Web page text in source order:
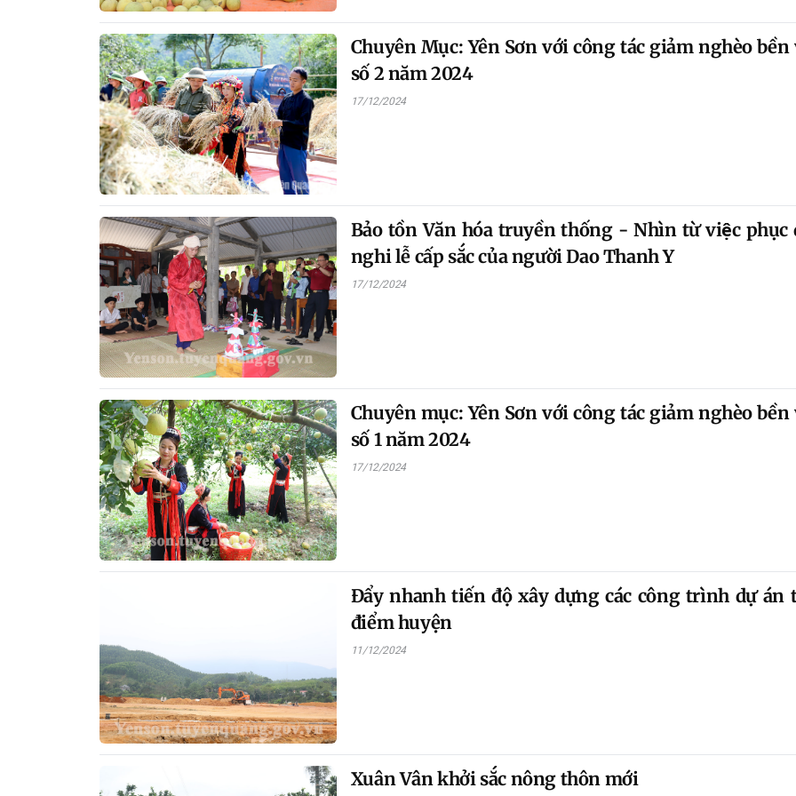
Chuyên Mục: Yên Sơn với công tác giảm nghèo
số 2 năm 2024
17/12/2024
Bảo tồn Văn hóa truyền thống - Nhìn từ việc phục
nghi lễ cấp sắc của người Dao Thanh Y
17/12/2024
Chuyên mục: Yên Sơn với công tác giảm nghèo
số 1 năm 2024
17/12/2024
Đẩy nhanh tiến độ xây dựng các công trình dự án
điểm huyện
11/12/2024
Xuân Vân khởi sắc nông thôn mới